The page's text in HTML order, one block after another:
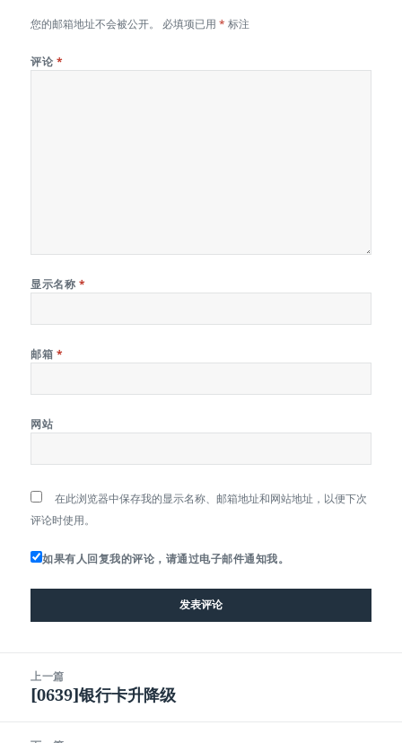
您的邮箱地址不会被公开。 必填项已用* 标注
评论 *
显示名称 *
邮箱 *
网站
在此浏览器中保存我的显示名称、邮箱地址和网站地址，以便下次
评论时使用。
如果有人回复我的评论，请通过电子邮件通知我。
上一篇
上
文
[0639]银行卡升降级